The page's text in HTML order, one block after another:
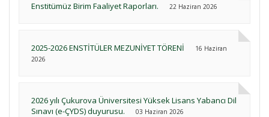
Enstitümüz Birim Faaliyet Raporları. 22 Haziran 2026
2025-2026 ENSTİTÜLER MEZUNİYET TÖRENİ
16 Haziran
2026
2026 yılı Çukurova Üniversitesi Yüksek Lisans Yabancı Dil
Sınavı (e-ÇYDS) duyurusu.
03 Haziran 2026